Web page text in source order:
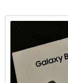
บริการ ที่ รับจำนำพลั
ลูกค้าต้องการจำนำ
Samsung,
แล็ปท็อป รับจำนำ แท็
ไฟฟ้าภายในบ้าน รับ
รับจำนำ ของสะสม /
สภาพสินค้า รุ่น ยี่ห้อ
รับจำนำสินค้าทุกประ
จำนำสามย่านมิตรทา
JumnumPlus.com
ถือ โน้ตบุ๊ก เครื่องใ
(JumnumPlus) เมื่อ
จำนำสินค้าทุกประเภ
โน้ตบุ๊ก เครื่องใช้ไฟ